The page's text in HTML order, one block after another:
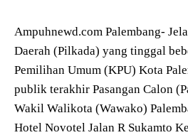
Ampuhnewd.com Palembang-
Daerah (Pilkada) yang tinggal
Pemilihan Umum (KPU) Kota
publik terakhir Pasangan Calon
Wakil Walikota (Wawako)
Hotel Novotel Jalan R Sukamto